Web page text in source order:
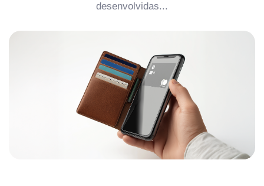
desenvolvidas...